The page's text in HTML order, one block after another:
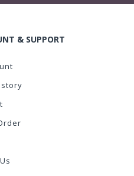
& SUPPORT